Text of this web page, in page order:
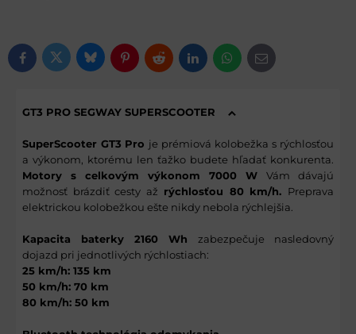
FacebookTwitterBlueskyPinterestRedditLinkedInWhatsApp
E-mail
GT3 PRO SEGWAY SUPERSCOOTER
SuperScooter GT3 Pro je prémiová kolobežka s rýchlosťou
a výkonom, ktorému len ťažko budete hľadať konkurenta.
Motory s celkovým výkonom 7000 W Vám dávajú
možnosť brázdiť cesty až rýchlosťou 80 km/h. Preprava
elektrickou kolobežkou ešte nikdy nebola rýchlejšia.
Kapacita baterky 2160 Wh zabezpečuje nasledovný
dojazd pri jednotlivých rýchlostiach:
25 km/h: 135 km
50 km/h: 70 km
80 km/h: 50 km